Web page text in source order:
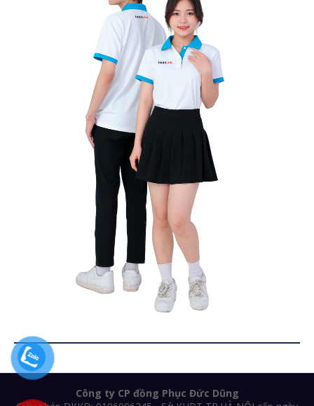
Công ty CP đồng Phục Đức Dũng